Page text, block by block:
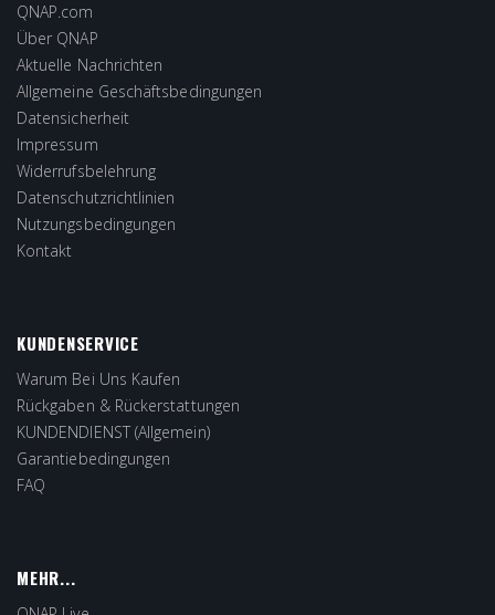
QNAP.com
Über QNAP
Aktuelle Nachrichten
Allgemeine Geschäftsbedingungen
Datensicherheit
Impressum
Widerrufsbelehrung
Datenschutzrichtlinien
Nutzungsbedingungen
Kontakt
KUNDENSERVICE
Warum Bei Uns Kaufen
Rückgaben & Rückerstattungen
KUNDENDIENST (Allgemein)
Garantiebedingungen
FAQ
MEHR...